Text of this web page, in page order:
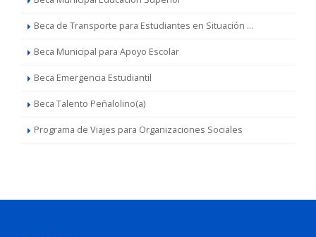
Beca de Transporte para Estudiantes en Situación ...
Beca Municipal para Apoyo Escolar
Beca Emergencia Estudiantil
Beca Talento Peñalolino(a)
Programa de Viajes para Organizaciones Sociales